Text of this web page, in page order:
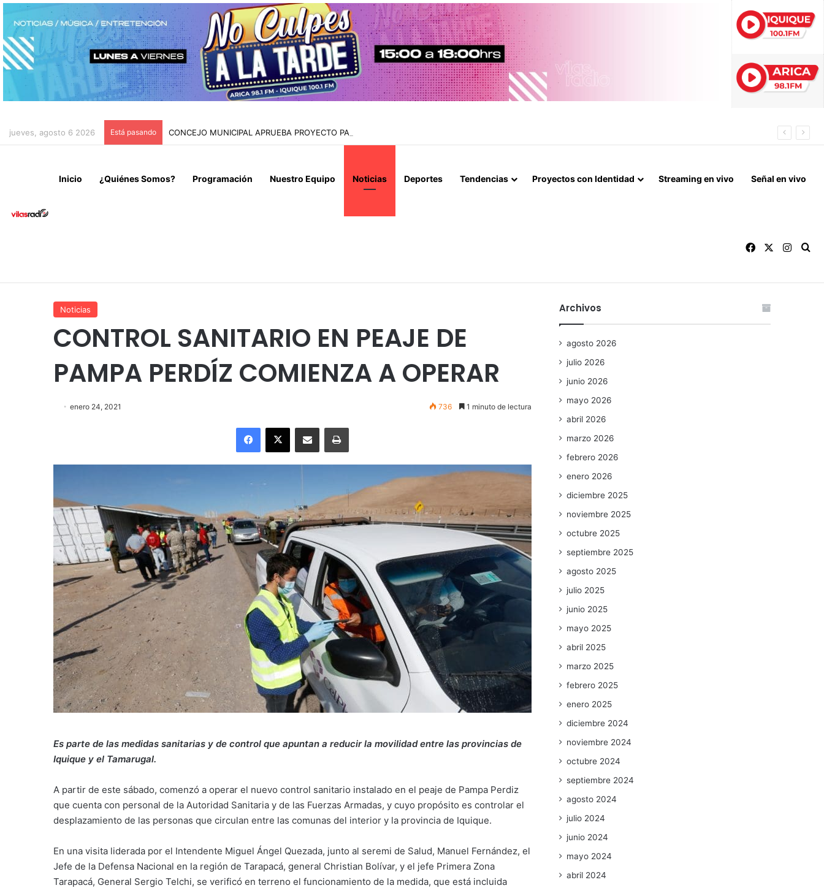
jueves, agosto 6 2026 Está pasando CONCEJO MUNICIPAL APRUEBA PROYECTO PARA MEJORAR EL ALUMBRADO PÚBLICO DEL SECTOR EL BORO
Inicio ¿Quiénes Somos? Programación Nuestro Equipo Noticias Deportes Tendencias Proyectos con Identidad Streaming en vivo Señal en vivo
Facebook
Noticias
CONTROL SANITARIO EN PEAJE DE
PAMPA PERDÍZ COMIENZA A OPERAR
enero 24, 2021 736 1 minuto de lectura
Facebook
X Enviar vía email Imprimir
Es parte de las medidas sanitarias y de control que apuntan a reducir la movilidad entre las provincias de
Iquique y el Tamarugal.
A partir de este sábado, comenzó a operar el nuevo control sanitario instalado en el peaje de Pampa Perdiz
que cuenta con personal de la Autoridad Sanitaria y de las Fuerzas Armadas, y cuyo propósito es controlar el
desplazamiento de las personas que circulan entre las comunas del interior y la provincia de Iquique.
En una visita liderada por el Intendente Miguel Ángel Quezada, junto al seremi de Salud, Manuel Fernández, el
Jefe de la Defensa Nacional en la región de Tarapacá, general Christian Bolívar, y el jefe Primera Zona
Tarapacá, General Sergio Telchi, se verificó en terreno el funcionamiento de la medida, que está incluida
Archivos
agosto 2026
julio 2026
junio 2026
mayo 2026
abril 2026
marzo 2026
febrero 2026
enero 2026
diciembre 2025
noviembre 2025
octubre 2025
septiembre 2025
agosto 2025
julio 2025
junio 2025
mayo 2025
abril 2025
marzo 2025
febrero 2025
enero 2025
diciembre 2024
noviembre 2024
octubre 2024
septiembre 2024
agosto 2024
julio 2024
junio 2024
mayo 2024
abril 2024